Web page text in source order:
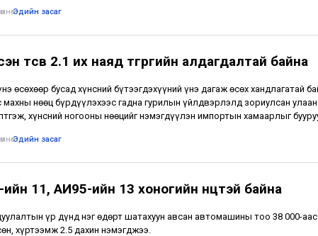
•Эдийн засаг
төсөв 2.1 их наяд төгрөгийн алдагдалтай байна
өсөхөөр бусад хүнсний бүтээгдэхүүний үнэ дагаж өсөх хандлагатай
махны нөөц бүрдүүлэхээс гадна гурилын үйлдвэрлэлд зориулсан
хүнсний ногооны нөөцийг нэмэгдүүлэн импортын хамаарлыг
•Эдийн засаг
11, АИ95-ийн 13 хоногийн нөөцтэй байна
үр дүнд нэг өдөрт шатахуун авсан автомашины тоо 38 000-
хүртээмж 2.5 дахин нэмэгджээ.